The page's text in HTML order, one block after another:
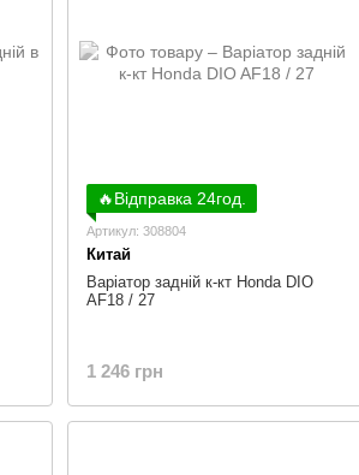
🔥Відправка 24год.
Артикул: 308804
Китай
Варіатор задній к-кт Honda DIO
AF18 / 27
1 246 грн